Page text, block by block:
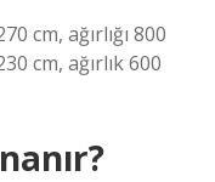
cm, ağırlığı 800
cm, ağırlık 600